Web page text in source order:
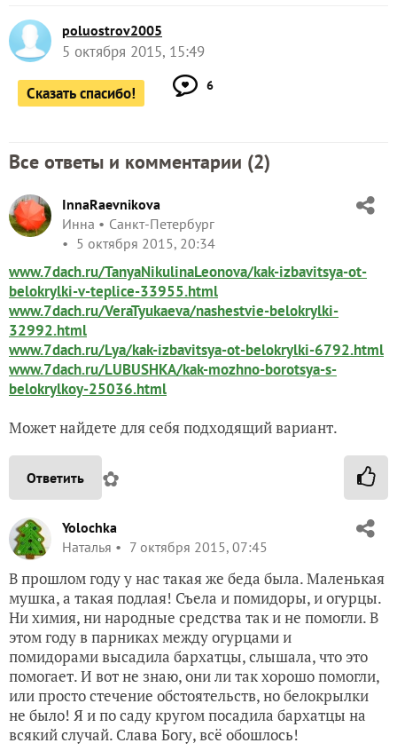
poluostrov2005
5 октября 2015, 15:49
Сказать спасибо! 6
Все ответы и комментарии (2)
InnaRaevnikova
Инна
Санкт-Петербург
5 октября 2015, 20:34
www.7dach.ru/TanyaNikulinaLeonova/kak-izbavitsya-ot-
belokrylki-v-teplice-33955.html
www.7dach.ru/VeraTyukaeva/nashestvie-belokrylki-
32992.html
www.7dach.ru/Lya/kak-izbavitsya-ot-belokrylki-6792.html
www.7dach.ru/LUBUSHKA/kak-mozhno-borotsya-s-
belokrylkoy-25036.html
Может найдете для себя подходящий вариант.
Ответить ✿
Yolochka
Наталья
7 октября 2015, 07:45
В прошлом году у нас такая же беда была. Маленькая
мушка, а такая подлая! Съела и помидоры, и огурцы.
Ни химия, ни народные средства так и не помогли. В
этом году в парниках между огурцами и
помидорами высадила бархатцы, слышала, что это
помогает. И вот не знаю, они ли так хорошо помогли,
или просто стечение обстоятельств, но белокрылки
не было! Я и по саду кругом посадила бархатцы на
всякий случай. Слава Богу, всё обошлось!